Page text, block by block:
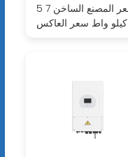
سعر المصنع الساخن 7 5
كيلو واط سعر العاكس